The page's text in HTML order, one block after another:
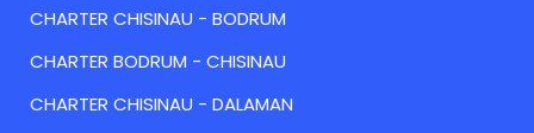
CHARTER CHISINAU - BODRUM
CHARTER BODRUM - CHISINAU
CHARTER CHISINAU - DALAMAN